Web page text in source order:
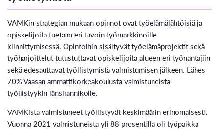
VAMKin strategian mukaan opinnot ovat työelämälähtöisiä ja
opiskelijoita tuetaan eri tavoin työmarkkinoille
kiinnittymisessä. Opintoihin sisältyvät työelämäprojektit sekä
työharjoittelut tutustuttavat opiskelijoita alueen eri työnantajiin
sekä edesauttavat työllistymistä valmistumisen jälkeen. Lähes
70% Vaasan ammattikorkeakoulusta valmistuneista
työllistyykin länsirannikolle.
VAMKista valmistuneet työllistyvät keskimäärin erinomaisesti.
Vuonna 2021 valmistuneista yli 88 prosentilla oli työpaikka